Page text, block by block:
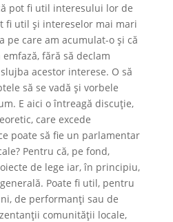
pot fi util interesului lor de
fi util și intereselor mai mari
pe care am acumulat-o și că
fără să declam
acestor interese. O să
să se vadă și vorbele
E aici o întreagă discuție,
care excede
poate să fie un parlamentar
Pentru că, pe fond,
de lege iar, în principiu,
Poate fi util, pentru
de performanți sau de
comunității locale,